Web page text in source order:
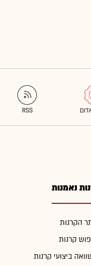
נאמנות
הקרנות
קרנות
ביצועי קרנות